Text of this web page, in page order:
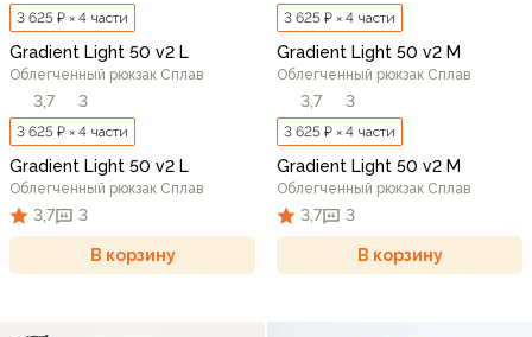
3 625 ₽ × 4 части
Gradient Light 50 v2 L
Облегченный рюкзак Сплав
3,7 3
3 625 ₽ × 4 части
Gradient Light 50 v2 L
Облегченный рюкзак Сплав
3,7 3
В корзину
3 625 ₽ × 4 части
Gradient Light 50 v2 M
Облегченный рюкзак Сплав
3,7 3
3 625 ₽ × 4 части
Gradient Light 50 v2 M
Облегченный рюкзак Сплав
3,7 3
В корзину